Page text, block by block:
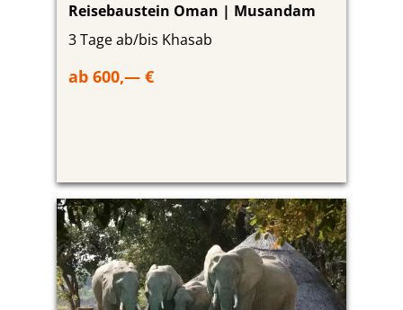
Reisebaustein Oman | Musandam
3 Tage ab/bis Khasab
ab 600,— €